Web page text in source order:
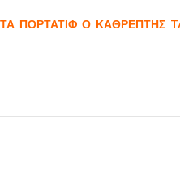
ΠΟΡΤΑΤΙΦ Ο ΚΑΘΡΕΠΤΗΣ